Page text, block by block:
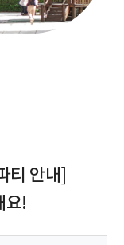
티 안내]
요!